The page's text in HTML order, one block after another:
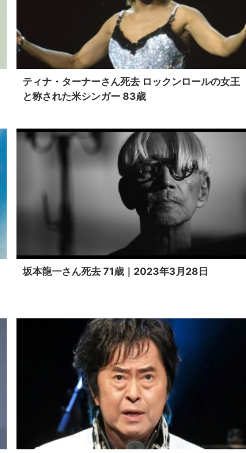
ティナ・ターナーさん死去 ロックンロールの女王
と称された米シンガー 83歳
坂本龍一さん死去 71歳｜2023年3月28日